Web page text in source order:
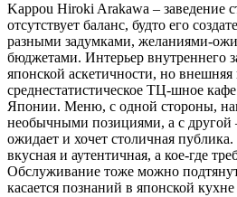
Kappou Hiroki Arakawa – заведение
отсутствует баланс, будто его
разными задумками, желаниями-
бюджетами. Интерьер внутреннего
японской аскетичности, но
среднестатистическое ТЦ-шное
Японии. Меню, с одной стороны,
необычными позициями, а с другой
ожидает и хочет столичная
вкусная и аутентичная, а кое-где
Обслуживание тоже можно
касается познаний в японской